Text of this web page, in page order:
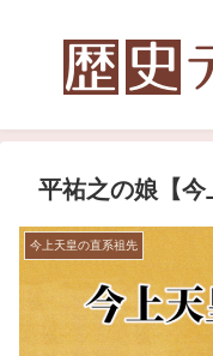
平祐之の娘【今
今上天皇の直系祖先